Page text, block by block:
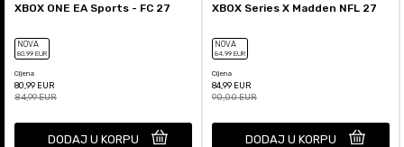
XBOX ONE EA Sports - FC 27
NOVA
80,99 EUR
Cijena
80,99 EUR
84,99EUR
DODAJ U KORPU
XBOX Series X Madden NFL 27
NOVA
84,99 EUR
Cijena
84,99 EUR
90,00EUR
DODAJ U KORPU